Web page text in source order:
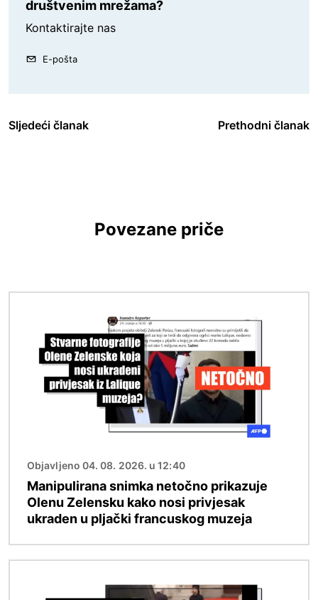
društvenim mrežama?
Kontaktirajte nas
E-pošta
Sljedeći članak Prethodni članak
Povezane priče
Objavljeno 04. 08. 2026. u 12:40
Manipulirana snimka netočno prikazuje
Olenu Zelensku kako nosi privjesak
ukraden u pljački francuskog muzeja